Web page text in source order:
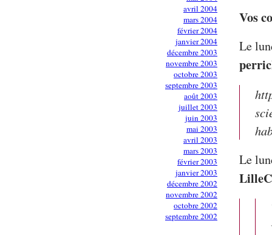
avril 2004
mars 2004
février 2004
janvier 2004
décembre 2003
novembre 2003
octobre 2003
septembre 2003
août 2003
juillet 2003
juin 2003
mai 2003
avril 2003
mars 2003
février 2003
janvier 2003
décembre 2002
novembre 2002
octobre 2002
septembre 2002
Vos
Le
Le